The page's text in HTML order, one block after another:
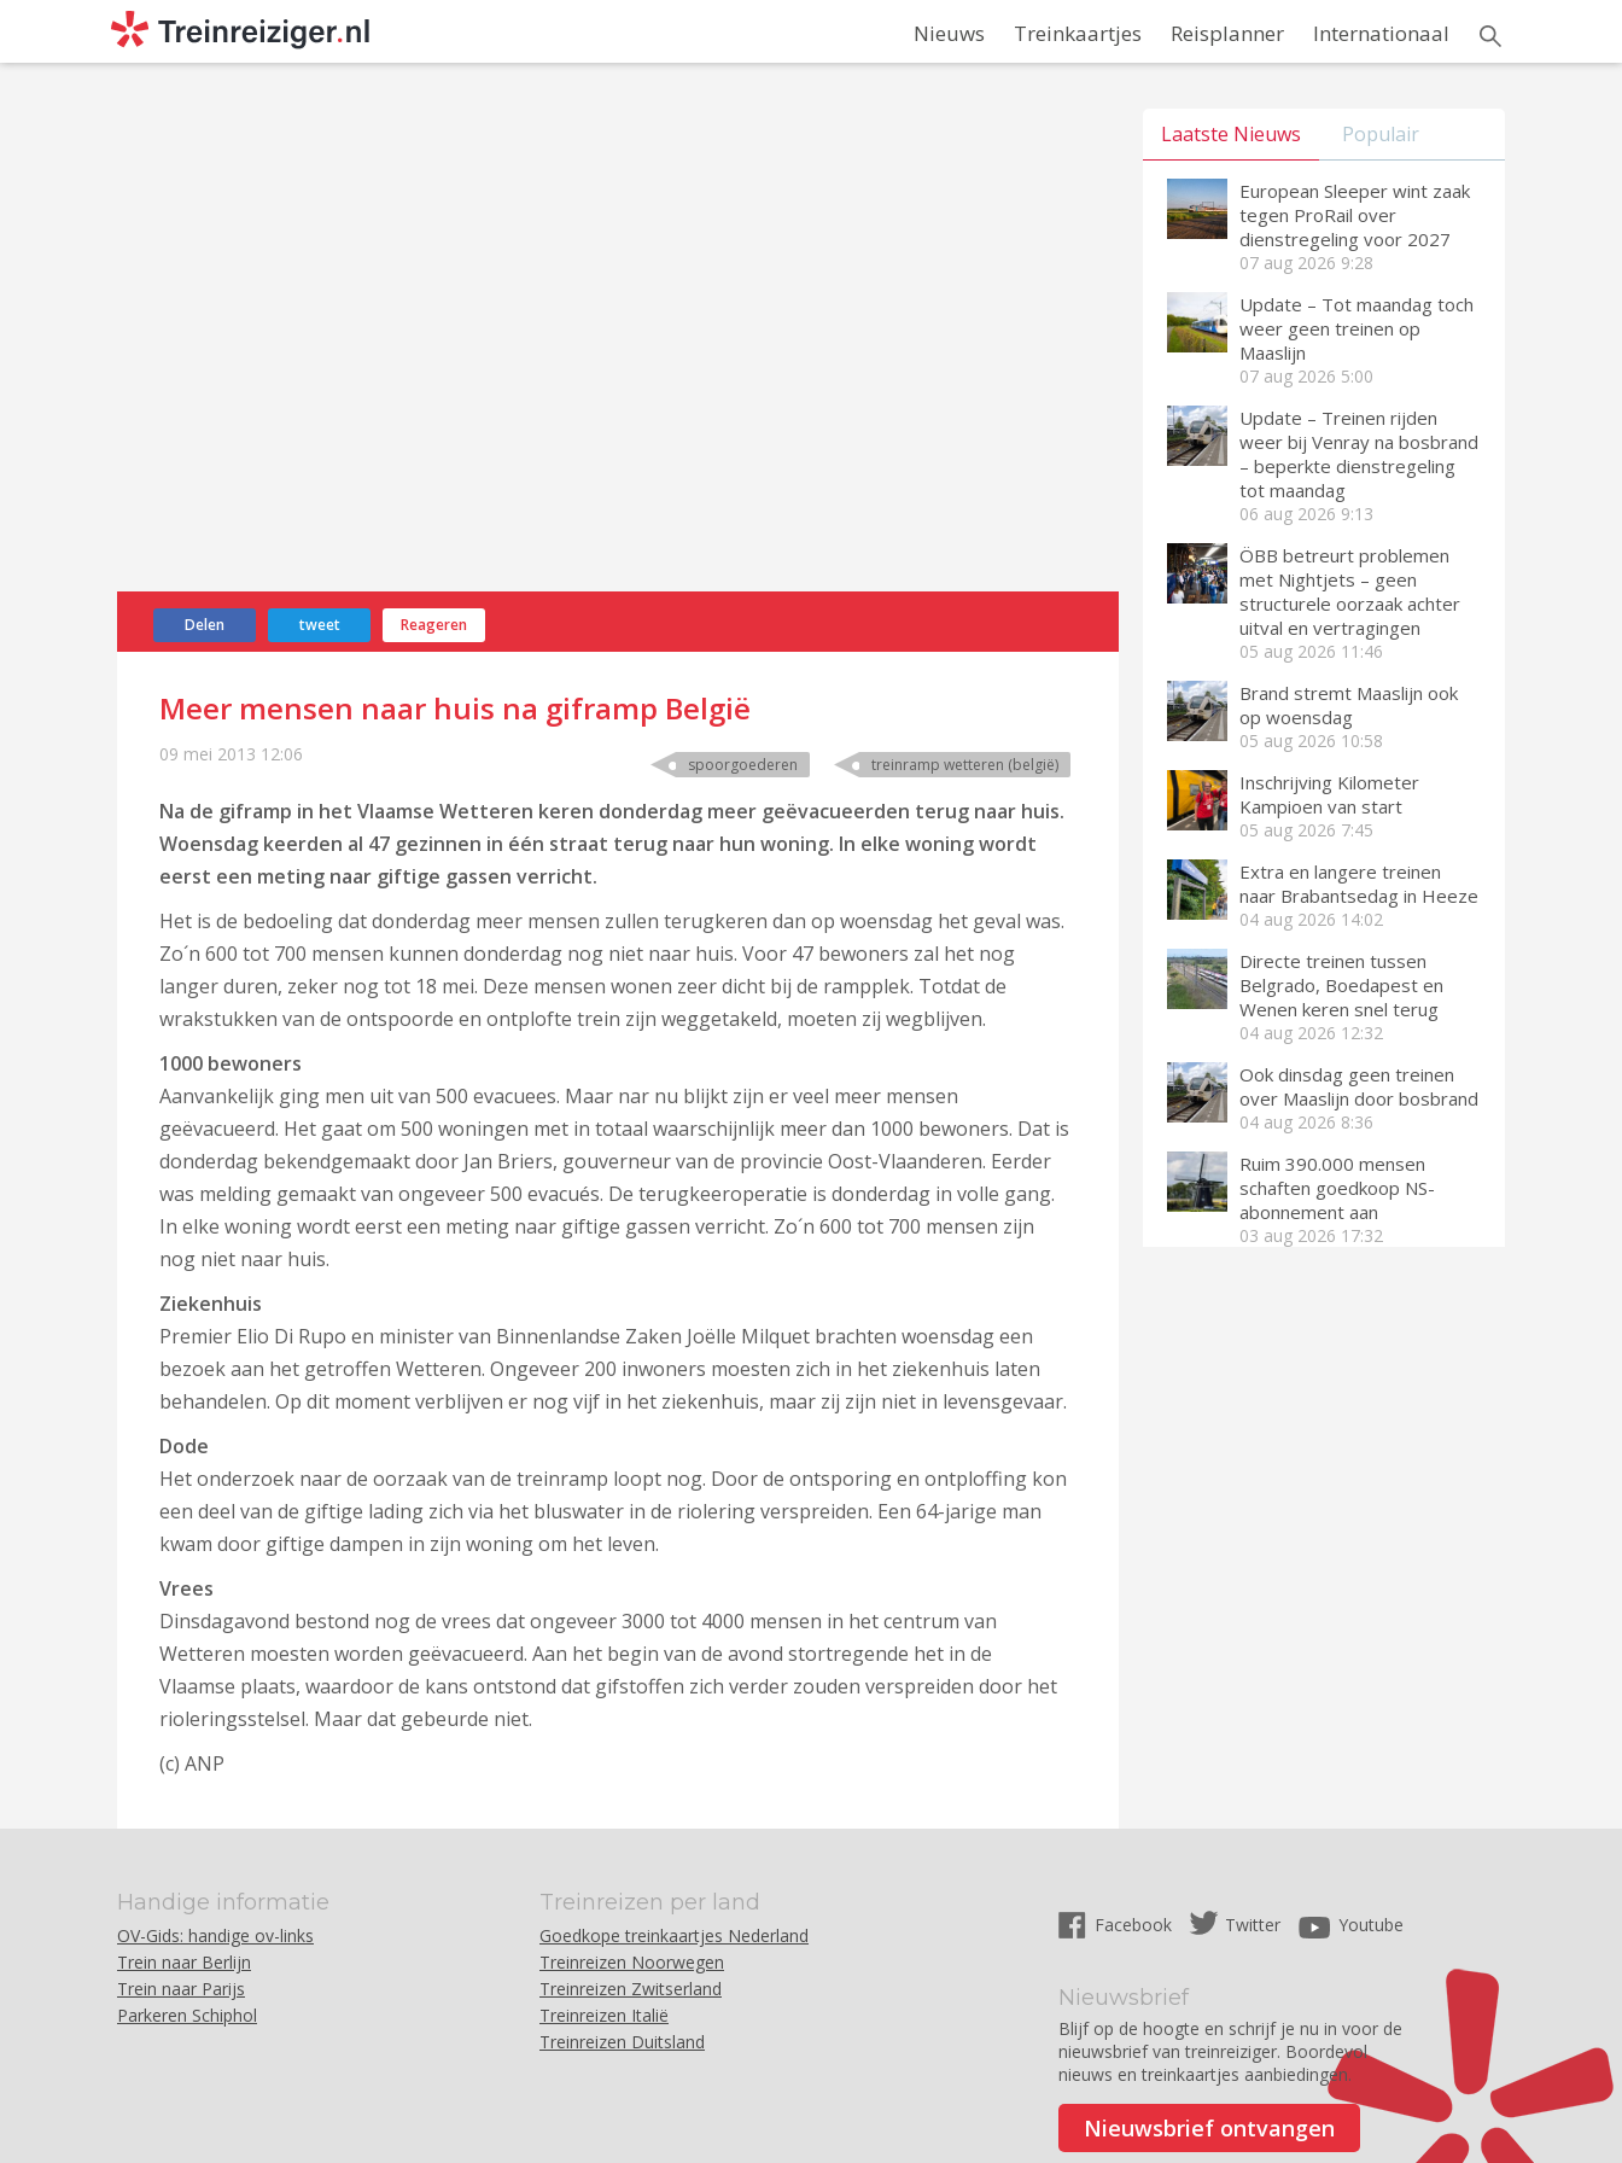
Nieuws Treinkaartjes Reisplanner Internationaal
Delen tweet Reageren
Meer mensen naar huis na giframp België
09 mei 2013 12:06 spoorgoederen treinramp wetteren (belgië)
Na de giframp in het Vlaamse Wetteren keren donderdag meer geëvacueerden terug naar huis.
Woensdag keerden al 47 gezinnen in één straat terug naar hun woning. In elke woning wordt
eerst een meting naar giftige gassen verricht.
Het is de bedoeling dat donderdag meer mensen zullen terugkeren dan op woensdag het geval was.
Zo´n 600 tot 700 mensen kunnen donderdag nog niet naar huis. Voor 47 bewoners zal het nog
langer duren, zeker nog tot 18 mei. Deze mensen wonen zeer dicht bij de rampplek. Totdat de
wrakstukken van de ontspoorde en ontplofte trein zijn weggetakeld, moeten zij wegblijven.
1000 bewoners
Aanvankelijk ging men uit van 500 evacuees. Maar nar nu blijkt zijn er veel meer mensen
geëvacueerd. Het gaat om 500 woningen met in totaal waarschijnlijk meer dan 1000 bewoners. Dat is
donderdag bekendgemaakt door Jan Briers, gouverneur van de provincie Oost-Vlaanderen. Eerder
was melding gemaakt van ongeveer 500 evacués. De terugkeeroperatie is donderdag in volle gang.
In elke woning wordt eerst een meting naar giftige gassen verricht. Zo´n 600 tot 700 mensen zijn
nog niet naar huis.
Ziekenhuis
Premier Elio Di Rupo en minister van Binnenlandse Zaken Joëlle Milquet brachten woensdag een
bezoek aan het getroffen Wetteren. Ongeveer 200 inwoners moesten zich in het ziekenhuis laten
behandelen. Op dit moment verblijven er nog vijf in het ziekenhuis, maar zij zijn niet in levensgevaar.
Dode
Het onderzoek naar de oorzaak van de treinramp loopt nog. Door de ontsporing en ontploffing kon
een deel van de giftige lading zich via het bluswater in de riolering verspreiden. Een 64-jarige man
kwam door giftige dampen in zijn woning om het leven.
Vrees
Dinsdagavond bestond nog de vrees dat ongeveer 3000 tot 4000 mensen in het centrum van
Wetteren moesten worden geëvacueerd. Aan het begin van de avond stortregende het in de
Vlaamse plaats, waardoor de kans ontstond dat gifstoffen zich verder zouden verspreiden door het
rioleringsstelsel. Maar dat gebeurde niet.
(c) ANP
Laatste Nieuws Populair
European Sleeper wint zaak
tegen ProRail over
dienstregeling voor 2027
07 aug 2026 9:28
Update – Tot maandag toch
weer geen treinen op
Maaslijn
07 aug 2026 5:00
Update – Treinen rijden
weer bij Venray na bosbrand
– beperkte dienstregeling
tot maandag
06 aug 2026 9:13
ÖBB betreurt problemen
met Nightjets – geen
structurele oorzaak achter
uitval en vertragingen
05 aug 2026 11:46
Brand stremt Maaslijn ook
op woensdag
05 aug 2026 10:58
Inschrijving Kilometer
Kampioen van start
05 aug 2026 7:45
Extra en langere treinen
naar Brabantsedag in Heeze
04 aug 2026 14:02
Directe treinen tussen
Belgrado, Boedapest en
Wenen keren snel terug
04 aug 2026 12:32
Ook dinsdag geen treinen
over Maaslijn door bosbrand
04 aug 2026 8:36
Ruim 390.000 mensen
schaften goedkoop NS-
abonnement aan
03 aug 2026 17:32
Handige informatie
OV-Gids: handige ov-links
Trein naar Berlijn
Trein naar Parijs
Parkeren Schiphol
Treinreizen per land
Goedkope treinkaartjes Nederland
Treinreizen Noorwegen
Treinreizen Zwitserland
Treinreizen Italië
Treinreizen Duitsland
Facebook Twitter Youtube
Nieuwsbrief
Blijf op de hoogte en schrijf je nu in voor de
nieuwsbrief van treinreiziger. Boordevol
nieuws en treinkaartjes aanbiedingen.
Nieuwsbrief ontvangen